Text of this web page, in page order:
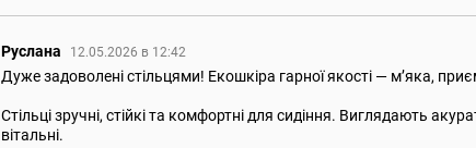
Руслана 12.05.2026 в 12:42
Дуже задоволені стільцями! Екошкіра гарної якості — м’яка,
Стільці зручні, стійкі та комфортні для сидіння. Виглядають
вітальні.